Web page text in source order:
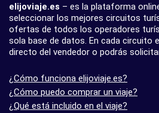
elijoviaje.es – es la plataforma
seleccionar los mejores circuitos
ofertas de todos los operadores
sola base de datos. En cada circuito
directo del vendedor o podrás
¿Cómo funciona elijoviaje.es?
¿Cómo puedo comprar un viaje?
¿Qué está incluido en el viaje?